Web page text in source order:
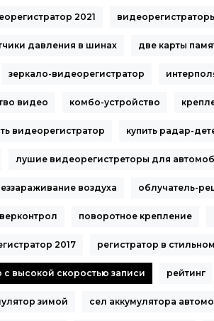
2021
давления в шинах две карты
зеркало-видеорегистратор
видео комбо-устройство
видеорегистратор купить радар-
лушие видеорегистреторы для
воздуха облучатель-
поворотное крепление
2017 регистратор в
с высокой скоростью записи рейтинг
зимой сел аккумулятора